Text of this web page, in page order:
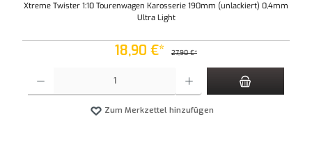
Xtreme Twister 1:10 Tourenwagen Karosserie 190mm (unlackiert) 0,4mm
Ultra Light
18,90 €* 27,90 €*
Zum Merkzettel hinzufügen